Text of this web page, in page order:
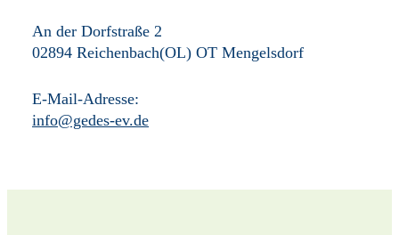
An der Dorfstraße 2
02894 Reichenbach(OL) OT Mengelsdorf
E-Mail-Adresse:
info@gedes-ev.de